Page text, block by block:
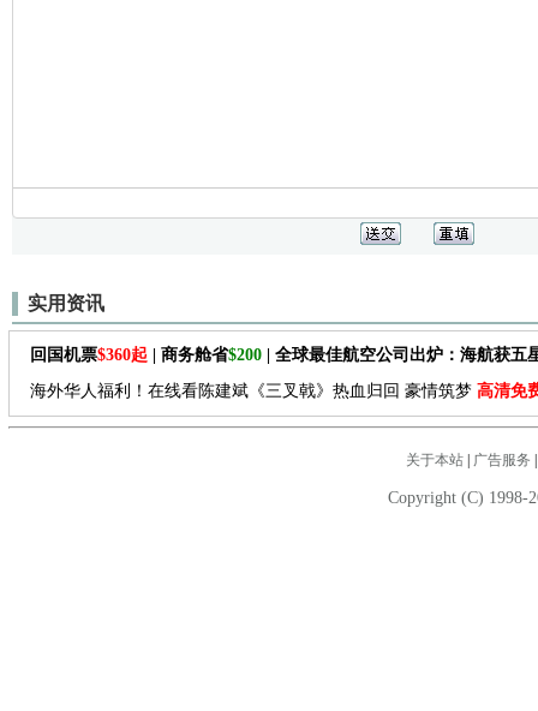
实用资讯
回国机票$360起 | 商务舱省$200 | 全球最佳航空公司出炉：海航获五
海外华人福利！在线看陈建斌《三叉戟》热血归回 豪情筑梦 高清免
关于本站| 广告服务
Copyright (C) 1998-